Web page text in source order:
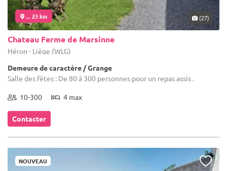
... 23 km (27)
Chateau Ferme de Marsinne
Héron - Liège (WLG)
Demeure de caractère / Grange
Salle des fêtes : De 80 à 300 personnes pour un repas assis .
10-300 4 max
Contacter
NOUVEAU